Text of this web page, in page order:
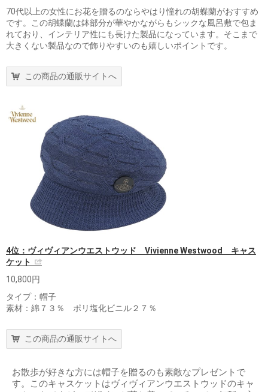
70代以上の女性にお花を贈るのならやはり憧れの胡蝶蘭がおすすめ
です。この胡蝶蘭は鉢部分が華やかながらもシックな風呂敷で包ま
れており、インテリア性にも長けた製品になっています。そこまで
大きくない製品なので飾りやすいのも嬉しいポイントです。
この商品の通販サイトへ
4位：ヴィヴィアンウエストウッド Vivienne Westwood キャス
ケット
10,800円
タイプ：帽子
素材：綿７３％ ポリ塩化ビニル２７％
この商品の通販サイトへ
お散歩が好きな方には帽子を贈るのも素敵なプレゼントで
す。このキャスケットはヴィヴィアンウエストウッドのキャ